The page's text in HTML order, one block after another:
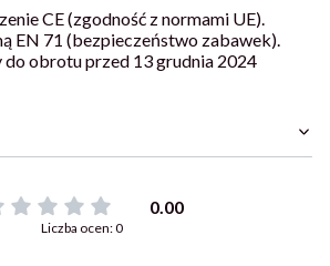
CE (zgodność z normami UE).
EN 71 (bezpieczeństwo zabawek).
obrotu przed 13 grudnia 2024
0.00
Liczba ocen: 0